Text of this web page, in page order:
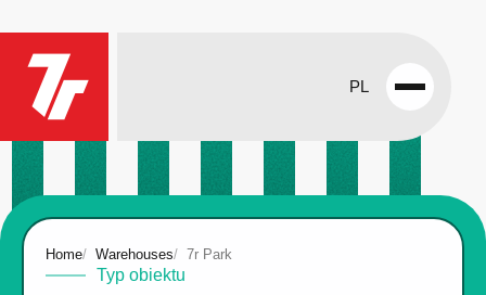
PL
Open
Home Warehouses 7r Park
Typ obiektu